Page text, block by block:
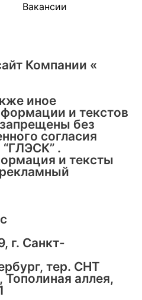
Вакансии
Компании «
иное
и текстов
без
согласия
.
и тексты
рекламный
г. Санкт-
тер. СНТ
аллея,